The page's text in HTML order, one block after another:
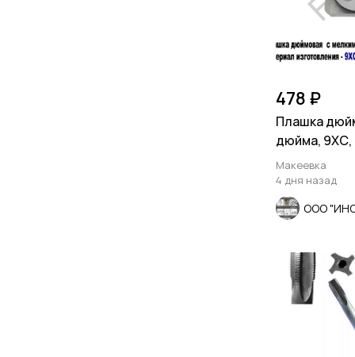
478 ₽
Плашка
дюйма, 9ХС,
шаг, 38/10 мм.
Макеевка
4 дня назад
ООО